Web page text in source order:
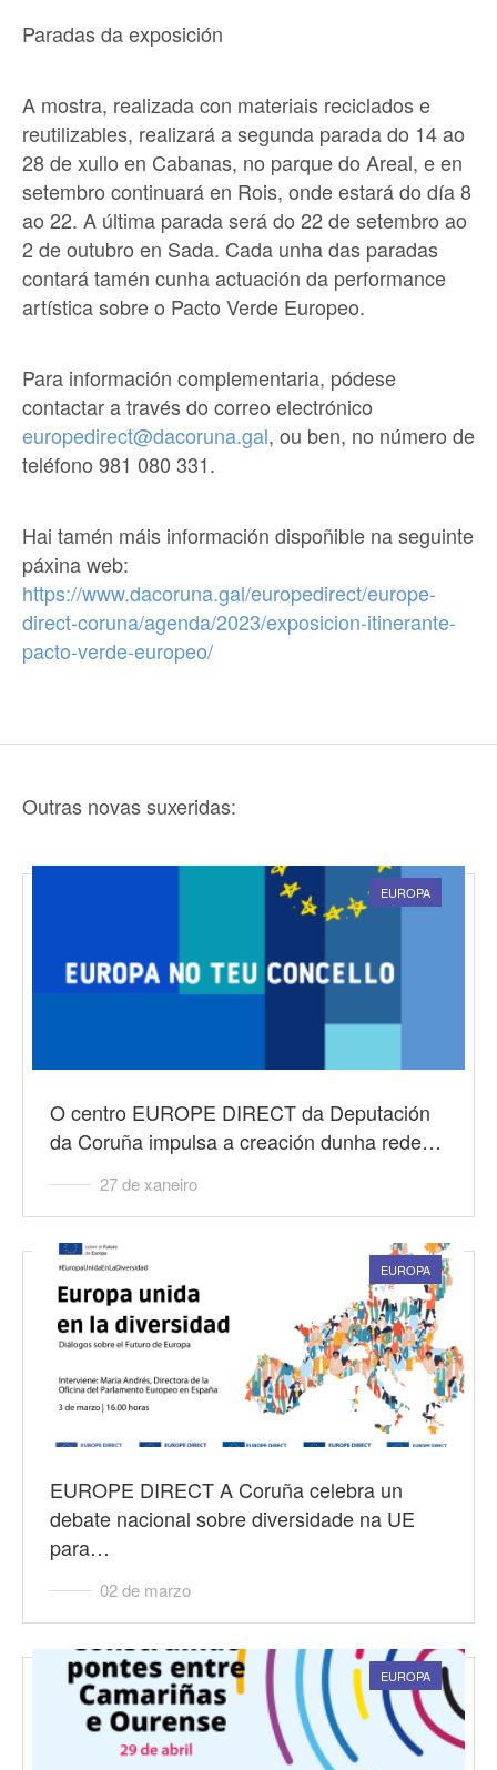
Paradas da exposición
A mostra, realizada con materiais reciclados e
reutilizables, realizará a segunda parada do 14 ao
28 de xullo en Cabanas, no parque do Areal, e en
setembro continuará en Rois, onde estará do día 8
ao 22. A última parada será do 22 de setembro ao
2 de outubro en Sada. Cada unha das paradas
contará tamén cunha actuación da performance
artística sobre o Pacto Verde Europeo.
Para información complementaria, pódese
contactar a través do correo electrónico
europedirect@dacoruna.gal, ou ben, no número de
teléfono 981 080 331.
Hai tamén máis información dispoñible na seguinte
páxina web:
https://www.dacoruna.gal/europedirect/europe-
direct-coruna/agenda/2023/exposicion-itinerante-
pacto-verde-europeo/
Outras novas suxeridas:
EUROPA
O centro EUROPE DIRECT da Deputación
da Coruña impulsa a creación dunha rede…
27 de xaneiro
EUROPA
EUROPE DIRECT A Coruña celebra un
debate nacional sobre diversidade na UE
para…
02 de marzo
EUROPA